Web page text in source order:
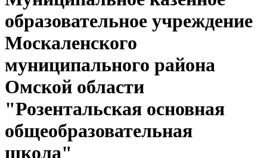
образовательное учреждение
Москаленского
муниципального района
Омской области
"Розентальская основная
общеобразовательная
школа"